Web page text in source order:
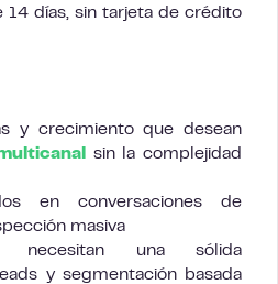
14 días, sin tarjeta de crédito
y crecimiento que desean
sin la complejidad
en conversaciones de
masiva
necesitan una sólida
y segmentación basada